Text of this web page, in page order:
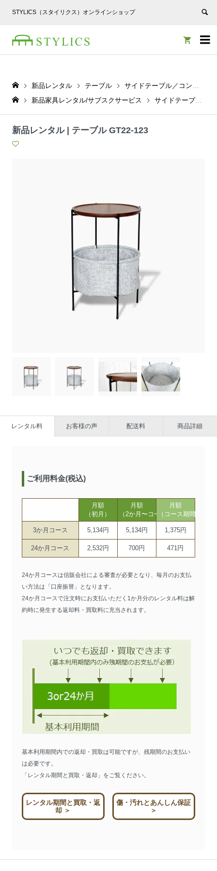
STYLICS（スタイリクス）オンラインショップ


新品レンタル テーブル
サイドテーブル／コンソールテーブル
新品家具レンタル/サブスクサービス
サイドテーブル／コンソールテーブル
新品レンタル | テーブル GT22-123
レンタル料 お客様の声 配送料 商品詳細
ご利用料金(税込)
月額
（初月）
月額
（2か月〜コース期間まで）
月額
（コース期間以降）
3か月コース 5,134円 5,134円 1,375円
24か月コース 2,532円 700円 471円
24か月コースは信販会社による審査が必要となり、毎月のお支払
い方法は「口座振替」となります。
24か月コースで注文時にお支払いただく1か月分のレンタル料は解
約時に発生する返却料・買取料に充当されます。
基本利用期間内での返却・買取は可能ですが、残期間のお支払い
は必要です。
「レンタル期間と買取・返却」をご覧ください。
レンタル期間と買取・返
却 ＞
傷・汚れとあんしん保証
＞